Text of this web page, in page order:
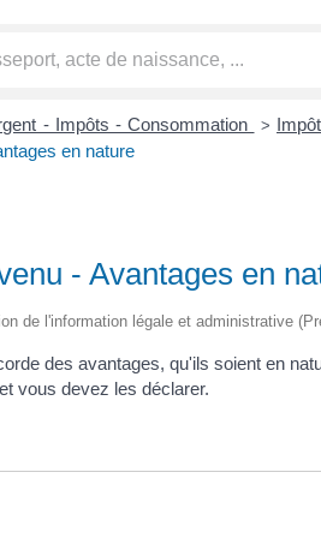
- Impôts - Consommation >
en nature
- Avantages en
de l'information légale et administrative
des avantages, qu'ils soient en
vous devez les déclarer.